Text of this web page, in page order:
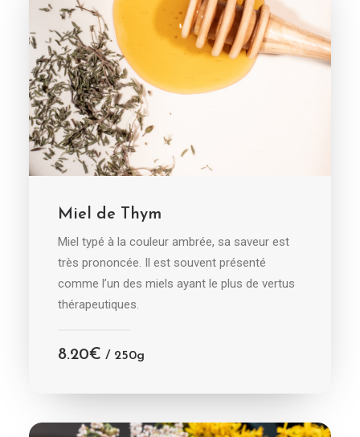
Miel de Thym
Miel typé à la couleur ambrée, sa saveur est
très prononcée. Il est souvent présenté
comme l’un des miels ayant le plus de vertus
thérapeutiques.
8.20€ / 250g